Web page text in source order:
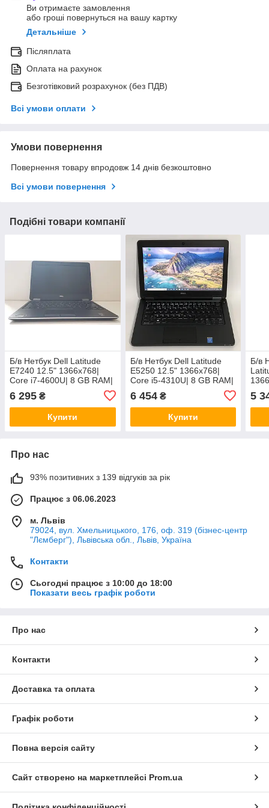
Ви отримаєте замовлення
або гроші повернуться на вашу картку
Детальніше
Післяплата
Оплата на рахунок
Безготівковий розрахунок (без ПДВ)
Всі умови оплати
Умови повернення
Повернення товару впродовж 14 днів безкоштовно
Всі умови повернення
Подібні товари компанії
Б/в Нетбук Dell Latitude
E7240 12.5" 1366x768|
Core i7-4600U| 8 GB RAM|
6 295 ₴
Купити
Б/в Нетбук Dell Latitude
E5250 12.5" 1366x768|
Core i5-4310U| 8 GB RAM|
6 454₴
Купити
Б/в
HD
5
Про нас
93% позитивних з 139 відгуків за рік
Працює з 06.06.2023
м. Львів
79024, вул. Хмельницького, 176, оф. 319 (бізнес-центр
"Лємберг"), Львівська обл., Львів, Україна
Контакти
Сьогодні працює з 10:00 до 18:00
Показати весь графік роботи
Про нас
Контакти
Доставка та оплата
Графік роботи
Повна версія сайту
Сайт створено на маркетплейсі Prom.ua